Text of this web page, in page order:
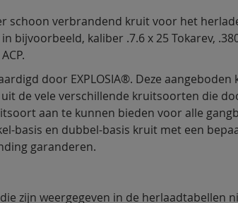
schoon verbrandend kruit voor het
bijvoorbeeld, kaliber .7.6 x 25 Tokarev,
door EXPLOSIA®. Deze
de vele verschillende kruitsoorten die
aan te kunnen bieden voor alle
basis en dubbel-basis kruit met een
garanderen.
zijn weergegeven in de herlaadtabellen